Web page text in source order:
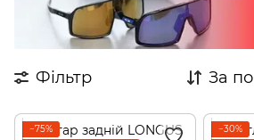
Фільтр За
−75%
−30%